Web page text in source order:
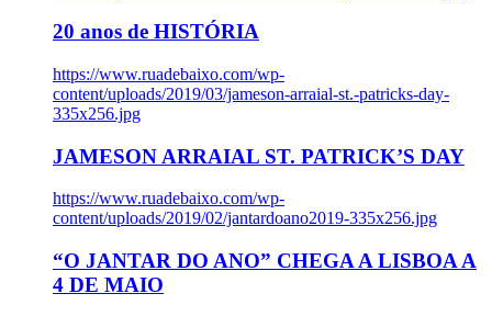
20 anos de HISTÓRIA
https://www.ruadebaixo.com/wp-
content/uploads/2019/03/jameson-arraial-st.-patricks-day-
335x256.jpg
JAMESON ARRAIAL ST. PATRICK’S DAY
https://www.ruadebaixo.com/wp-
content/uploads/2019/02/jantardoano2019-335x256.jpg
“O JANTAR DO ANO” CHEGA A LISBOA A
4 DE MAIO